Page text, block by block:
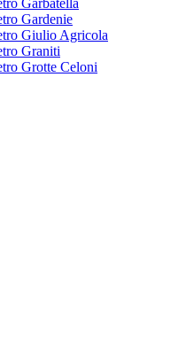
Garbatella
Gardenie
Giulio Agricola
Graniti
Grotte Celoni